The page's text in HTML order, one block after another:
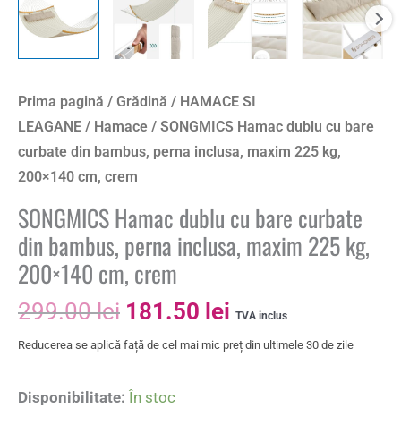
Prima pagină / Grădină / HAMACE SI
LEAGANE / Hamace / SONGMICS Hamac dublu cu bare
curbate din bambus, perna inclusa, maxim 225 kg,
200×140 cm, crem
SONGMICS Hamac dublu cu bare curbate
din bambus, perna inclusa, maxim 225 kg,
200×140 cm, crem
299.00lei 181.50 lei TVA inclus
Reducerea se aplică față de cel mai mic preț din ultimele 30 de zile
Disponibilitate: În stoc
crem